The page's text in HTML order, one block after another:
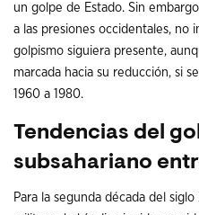
un golpe de Estado. Sin
a las presiones occidentales, no
golpismo siguiera presente,
marcada hacia su reducción, si
1960 a 1980.
Tendencias del
subsahariano
Para la segunda década del